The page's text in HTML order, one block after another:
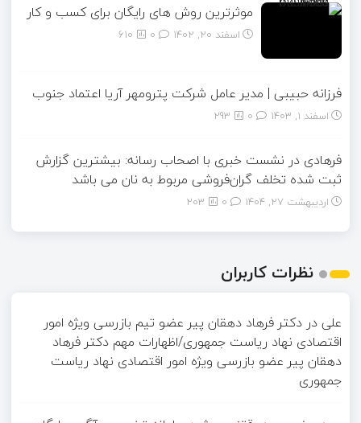
موثرترین روش های رایگان برای کسب و کار
اسفند ۲۰, ۱۴۰۲ 610
فرزانه حبیبی | مدیر عامل شرکت پترومهر آریا اعتماد جنوب
اسفند ۱, ۱۴۰۳ 293
فرهادی در نشست خبری با اصحاب‌ رسانه: بیشترین گزارش
ثبت شده تخلف گران‌فروشی مربوط به نان می باشد
اردیبهشت ۲۷, ۱۴۰۴ 203
نظرات کاربران
علیدر دکتر فرهاد دهقان پیر عضو تيم بازرسی ويژه امور
اقتصادی نهاد رياست جمهوری/اظهارات مهم دکتر فرهاد
دهقان پیر عضو بازرسی ویژه امور اقتصادی نهاد ریاست
جمهوری